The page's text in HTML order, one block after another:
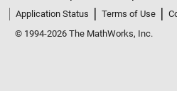
Application Status
Terms of Use
© 1994-2026 The MathWorks, Inc.